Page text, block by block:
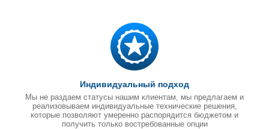
Индивидуальный подход
Мы не раздаем статусы нашим клиентам, мы предлагаем и
реализовываем индивидуальные технические решения,
которые позволяют умеренно распорядится бюджетом и
получить только востребованные опции